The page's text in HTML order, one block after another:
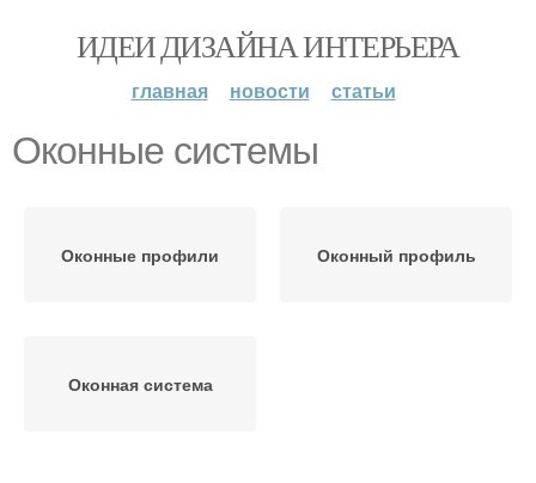
ИДЕИ ДИЗАЙНА ИНТЕРЬЕРА
главная новости статьи
Оконные системы
Оконные профили Оконный профиль
Оконная система